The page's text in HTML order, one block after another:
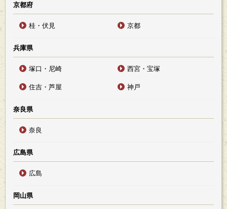
京都府
桂・伏見 京都
兵庫県
塚口・尼崎 西宮・宝塚
住吉・芦屋 神戸
奈良県
奈良
広島県
広島
岡山県